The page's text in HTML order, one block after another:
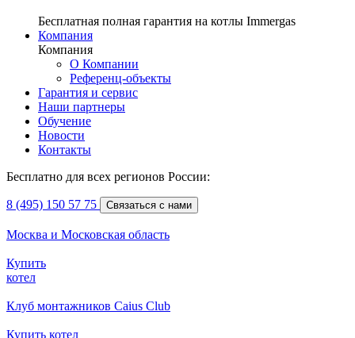
Бесплатная полная гарантия на котлы Immergas
Компания
Компания
О Компании
Референц-объекты
Гарантия и сервис
Наши партнеры
Обучение
Новости
Контакты
Бесплатно для всех регионов России:
8 (495) 150 57 75 Связаться с нами
Москва и Московская область
Купить
котел
Клуб монтажников Caius Club
Купить котел